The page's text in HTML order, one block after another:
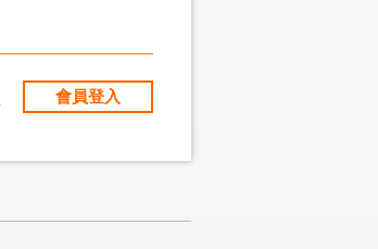
會員登入